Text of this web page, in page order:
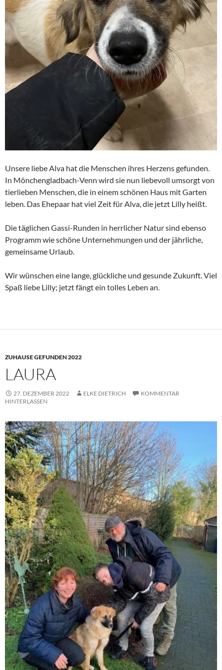
Unsere liebe Alva hat die Menschen ihres Herzens gefunden.
In Mönchengladbach-Venn wird sie nun liebevoll umsorgt von
tierlieben Menschen, die in einem schönen Haus mit Garten
leben. Das Ehepaar hat viel Zeit für Alva, die jetzt Lilly heißt.
Die täglichen Gassi-Runden in herrlicher Natur sind ebenso
Programm wie schöne Unternehmungen und der jährliche,
gemeinsame Urlaub.
Wir wünschen eine lange, glückliche und gesunde Zukunft. Viel
Spaß liebe Lilly; jetzt fängt ein tolles Leben an.
ZUHAUSE GEFUNDEN 2022
LAURA
27. DEZEMBER 2022 ELKE DIETRICH
KOMMENTAR
HINTERLASSEN